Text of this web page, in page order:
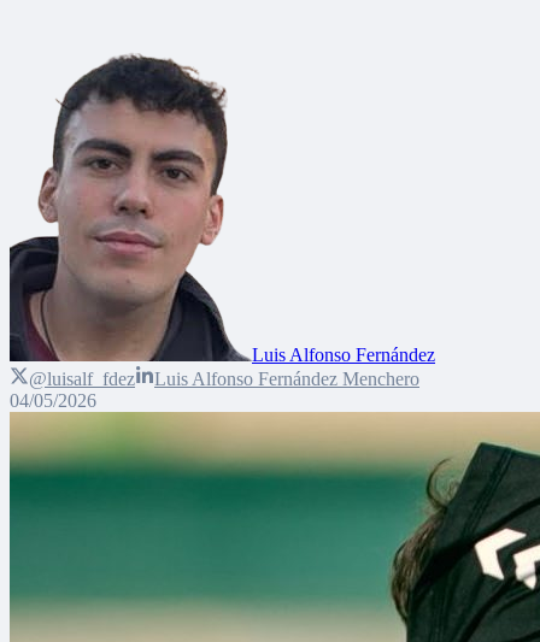
Luis Alfonso Fernández
@luisalf_fdez
Luis Alfonso Fernández Menchero
04/05/2026